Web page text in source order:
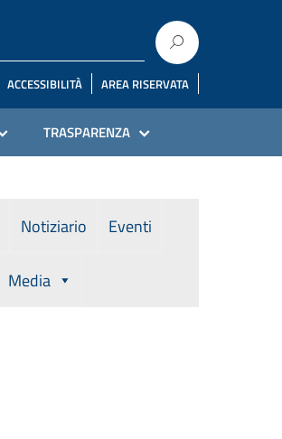
ACCESSIBILITÀ AREA RISERVATA
TRASPARENZA
Notiziario Eventi
Media